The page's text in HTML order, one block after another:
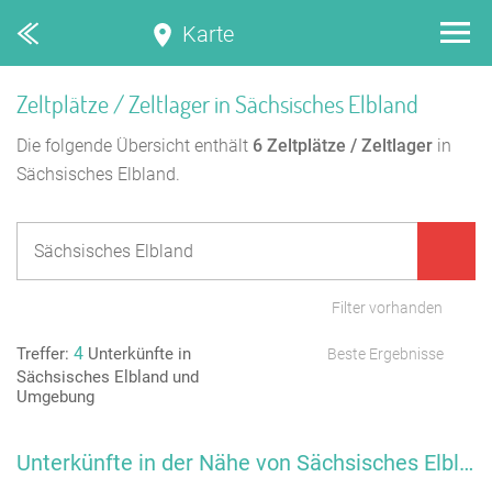
Karte
Zeltplätze / Zeltlager in Sächsisches Elbland
Die folgende Übersicht enthält 6 Zeltplätze / Zeltlager in
Sächsisches Elbland.
Filter vorhanden
Treffer: 4 Unterkünfte in
Sächsisches Elbland und
Umgebung
Beste Ergebnisse
Unterkünfte in der Nähe von Sächsisches Elbland